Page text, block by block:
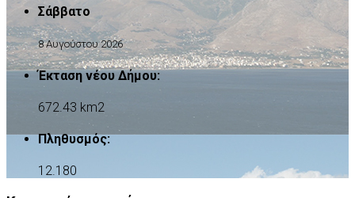
Σάββατο
8 Αυγούστου 2026
Έκταση νέου Δήμου:
672.43 km2
Πληθυσμός:
12.180